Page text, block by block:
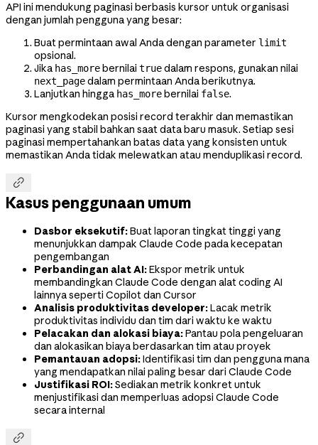
API ini mendukung paginasi berbasis kursor untuk organisasi
dengan jumlah pengguna yang besar:
Buat permintaan awal Anda dengan parameter limit
opsional.
Jika has_morebernilai truedalam respons, gunakan nilai
next_pagedalam permintaan Anda berikutnya.
Lanjutkan hingga has_morebernilai false.
Kursor mengkodekan posisi record terakhir dan memastikan
paginasi yang stabil bahkan saat data baru masuk. Setiap sesi
paginasi mempertahankan batas data yang konsisten untuk
memastikan Anda tidak melewatkan atau menduplikasi record.

Kasus penggunaan umum
Dasbor eksekutif:Buat laporan tingkat tinggi yang
menunjukkan dampak Claude Code pada kecepatan
pengembangan
Perbandingan alat AI:Ekspor metrik untuk
membandingkan Claude Code dengan alat coding AI
lainnya seperti Copilot dan Cursor
Analisis produktivitas developer:Lacak metrik
produktivitas individu dan tim dari waktu ke waktu
Pelacakan dan alokasi biaya:Pantau pola pengeluaran
dan alokasikan biaya berdasarkan tim atau proyek
Pemantauan adopsi:Identifikasi tim dan pengguna mana
yang mendapatkan nilai paling besar dari Claude Code
Justifikasi ROI:Sediakan metrik konkret untuk
menjustifikasi dan memperluas adopsi Claude Code
secara internal
